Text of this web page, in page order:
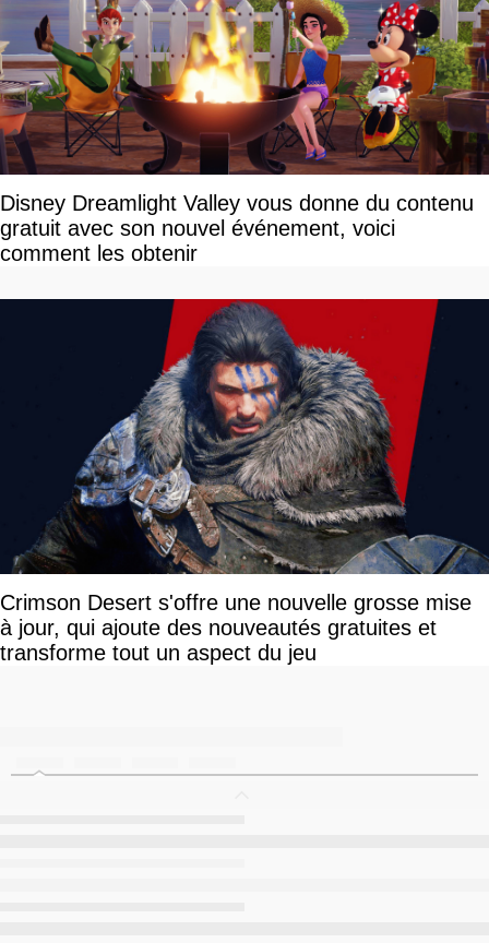
Disney Dreamlight Valley vous donne du contenu
gratuit avec son nouvel événement, voici
comment les obtenir
Crimson Desert s'offre une nouvelle grosse mise
à jour, qui ajoute des nouveautés gratuites et
transforme tout un aspect du jeu